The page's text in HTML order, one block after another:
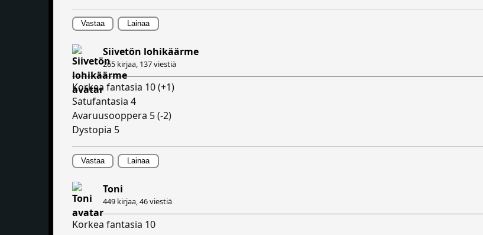
Vastaa Lainaa
Siivetön lohikäärme
265 kirjaa, 137 viestiä
Korkea fantasia 10 (+1)
Satufantasia 4
Avaruusooppera 5 (-2)
Dystopia 5
Vastaa Lainaa
Toni
449 kirjaa,46 viestiä
Korkea fantasia 10